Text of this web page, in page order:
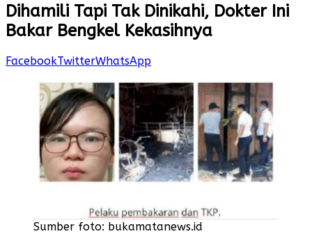
Dihamili Tapi Tak Dinikahi, Dokter Ini
Bakar Bengkel Kekasihnya
FacebookTwitterWhatsApp
Sumber foto: bukamatanews.id